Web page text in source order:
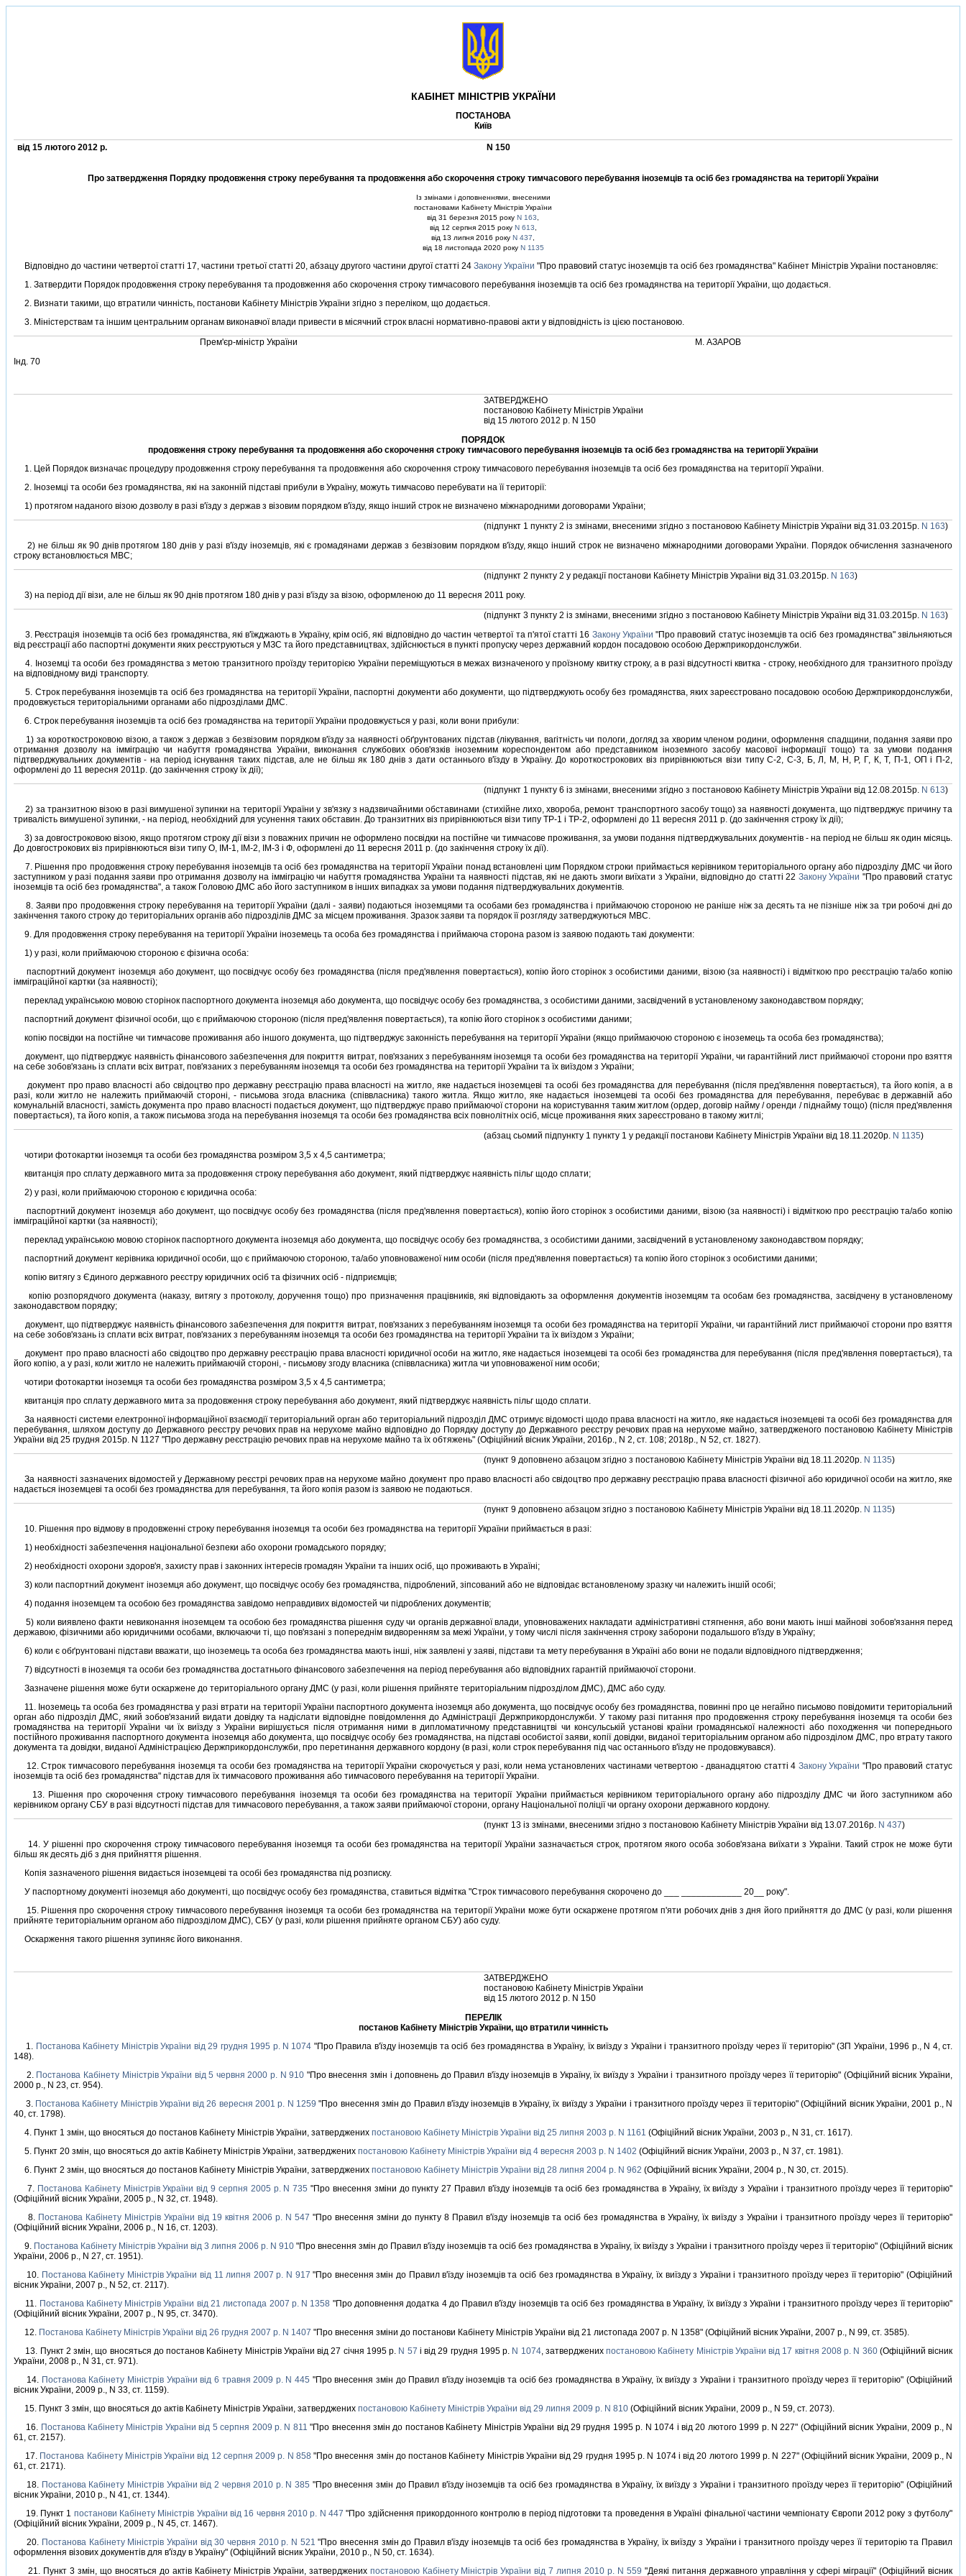
КАБIНЕТ МIНIСТРIВ УКРАЇНИ
ПОСТАНОВА
Київ
вiд 15 лютого 2012 р. N 150
Про затвердження Порядку продовження строку перебування та продовження або скорочення строку тимчасового перебування iноземцiв та осiб без громадянства на територiї України
Iз змiнами i доповненнями, внесеними
постановами Кабiнету Мiнiстрiв України
вiд 31 березня 2015 року N 163
вiд 12 серпня 2015 року N 613
вiд 13 липня 2016 року N 437
вiд 18 листопада 2020 року N 1135
Вiдповiдно до частини четвертої статтi 17, частини третьої статтi 20, абзацу другого частини другої статтi 24 Закону України "Про правовий статус iноземцiв та осiб без громадянства" Кабiнет Мiнiстрiв України постановляє:
1. Затвердити Порядок продовження строку перебування та продовження або скорочення строку тимчасового перебування iноземцiв та осiб без громадянства на територiї України, що додається.
2. Визнати такими, що втратили чиннiсть, постанови Кабiнету Мiнiстрiв України згiдно з перелiком, що додається.
3. Мiнiстерствам та iншим центральним органам виконавчої влади привести в мiсячний строк власнi нормативно-правовi акти у вiдповiднiсть iз цiєю постановою.
Прем'єр-мiнiстр України
М. АЗАРОВ
Iнд. 70
ЗАТВЕРДЖЕНО
постановою Кабiнету Мiнiстрiв України
вiд 15 лютого 2012 р. N 150
ПОРЯДОК
продовження строку перебування та продовження або скорочення строку тимчасового перебування iноземцiв та осiб без громадянства на територiї України
1. Цей Порядок визначає процедуру продовження строку перебування та продовження або скорочення строку тимчасового перебування iноземцiв та осiб без громадянства на територiї України.
2. Iноземцi та особи без громадянства, якi на законнiй пiдставi прибули в Україну, можуть тимчасово перебувати на її територiї:
1) протягом наданого вiзою дозволу в разi в'їзду з держав з вiзовим порядком в'їзду, якщо iнший строк не визначено мiжнародними договорами України;
(пiдпункт 1 пункту 2 iз змiнами, внесеними згiдно з постановою Кабiнету Мiнiстрiв України вiд 31.03.2015р. N 163)
2) не бiльш як 90 днiв протягом 180 днiв у разi в'їзду iноземцiв, якi є громадянами держав з безвiзовим порядком в'їзду, якщо iнший строк не визначено мiжнародними договорами України. Порядок обчислення зазначеного
строку встановлюється МВС;
(пiдпункт 2 пункту 2 у редакцiї постанови Кабiнету Мiнiстрiв України вiд 31.03.2015р. N 163)
3) на перiод дiї вiзи, але не бiльш як 90 днiв протягом 180 днiв у разi в'їзду за вiзою, оформленою до 11 вересня 2011 року.
(пiдпункт 3 пункту 2 iз змiнами, внесеними згiдно з постановою Кабiнету Мiнiстрiв України вiд 31.03.2015р. N 163)
3. Реєстрацiя iноземцiв та осiб без громадянства, якi в'їжджають в Україну, крiм осiб, якi вiдповiдно до частин четвертої та п'ятої статтi 16 Закону України "Про правовий статус iноземцiв та осiб без громадянства" звiльняються
вiд реєстрацiї або паспортнi документи яких реєструються у МЗС та його представництвах, здiйснюється в пунктi пропуску через державний кордон посадовою особою Держприкордонслужби.
4. Iноземцi та особи без громадянства з метою транзитного проїзду територiєю України перемiщуються в межах визначеного у проїзному квитку строку, а в разi вiдсутностi квитка - строку, необхiдного для транзитного проїзду
на вiдповiдному видi транспорту.
5. Строк перебування iноземцiв та осiб без громадянства на територiї України, паспортнi документи або документи, що пiдтверджують особу без громадянства, яких зареєстровано посадовою особою Держприкордонслужби,
продовжується територiальними органами або пiдроздiлами ДМС.
6. Строк перебування iноземцiв та осiб без громадянства на територiї України продовжується у разi, коли вони прибули:
1) за короткостроковою вiзою, а також з держав з безвiзовим порядком в'їзду за наявностi обґрунтованих пiдстав (лiкування, вагiтнiсть чи пологи, догляд за хворим членом родини, оформлення спадщини, подання заяви про
отримання дозволу на iммiграцiю чи набуття громадянства України, виконання службових обов'язкiв iноземним кореспондентом або представником iноземного засобу масової iнформацiї тощо) та за умови подання
пiдтверджувальних документiв - на перiод iснування таких пiдстав, але не бiльш як 180 днiв з дати останнього в'їзду в Україну. До короткострокових вiз прирiвнюються вiзи типу С-2, С-3, Б, Л, М, Н, Р, Г, К, Т, П-1, ОП i П-2,
оформленi до 11 вересня 2011р. (до закiнчення строку їх дiї);
(пiдпункт 1 пункту 6 iз змiнами, внесеними згiдно з постановою Кабiнету Мiнiстрiв України вiд 12.08.2015р. N 613)
2) за транзитною вiзою в разi вимушеної зупинки на територiї України у зв'язку з надзвичайними обставинами (стихiйне лихо, хвороба, ремонт транспортного засобу тощо) за наявностi документа, що пiдтверджує причину та
тривалiсть вимушеної зупинки, - на перiод, необхiдний для усунення таких обставин. До транзитних вiз прирiвнюються вiзи типу ТР-1 i ТР-2, оформленi до 11 вересня 2011 р. (до закiнчення строку їх дiї);
3) за довгостроковою вiзою, якщо протягом строку дiї вiзи з поважних причин не оформлено посвiдки на постiйне чи тимчасове проживання, за умови подання пiдтверджувальних документiв - на перiод не бiльш як один мiсяць.
До довгострокових вiз прирiвнюються вiзи типу О, IМ-1, IМ-2, IМ-3 i Ф, оформленi до 11 вересня 2011 р. (до закiнчення строку їх дiї).
7. Рiшення про продовження строку перебування iноземцiв та осiб без громадянства на територiї України понад встановленi цим Порядком строки приймається керiвником територiального органу або пiдроздiлу ДМС чи його
заступником у разi подання заяви про отримання дозволу на iммiграцiю чи набуття громадянства України та наявностi пiдстав, якi не дають змоги виїхати з України, вiдповiдно до статтi 22 Закону України "Про правовий статус
iноземцiв та осiб без громадянства", а також Головою ДМС або його заступником в iнших випадках за умови подання пiдтверджувальних документiв.
8. Заяви про продовження строку перебування на територiї України (далi - заяви) подаються iноземцями та особами без громадянства i приймаючою стороною не ранiше нiж за десять та не пiзнiше нiж за три робочi днi до
закiнчення такого строку до територiальних органiв або пiдроздiлiв ДМС за мiсцем проживання. Зразок заяви та порядок її розгляду затверджуються МВС.
9. Для продовження строку перебування на територiї України iноземець та особа без громадянства i приймаюча сторона разом iз заявою подають такi документи:
1) у разi, коли приймаючою стороною є фiзична особа:
паспортний документ iноземця або документ, що посвiдчує особу без громадянства (пiсля пред'явлення повертається), копiю його сторiнок з особистими даними, вiзою (за наявностi) i вiдмiткою про реєстрацiю та/або копiю
iммiграцiйної картки (за наявностi);
переклад українською мовою сторiнок паспортного документа iноземця або документа, що посвiдчує особу без громадянства, з особистими даними, засвiдчений в установленому законодавством порядку;
паспортний документ фiзичної особи, що є приймаючою стороною (пiсля пред'явлення повертається), та копiю його сторiнок з особистими даними;
копiю посвiдки на постiйне чи тимчасове проживання або iншого документа, що пiдтверджує законнiсть перебування на територiї України (якщо приймаючою стороною є iноземець та особа без громадянства);
документ, що пiдтверджує наявнiсть фiнансового забезпечення для покриття витрат, пов'язаних з перебуванням iноземця та особи без громадянства на територiї України, чи гарантiйний лист приймаючої сторони про взяття
на себе зобов'язань iз сплати всiх витрат, пов'язаних з перебуванням iноземця та особи без громадянства на територiї України та їх виїздом з України;
документ про право власностi або свiдоцтво про державну реєстрацiю права власностi на житло, яке надається iноземцевi та особi без громадянства для перебування (пiсля пред'явлення повертається), та його копiя, а в
разi, коли житло не належить приймаючiй сторонi, - письмова згода власника (спiввласника) такого житла. Якщо житло, яке надається iноземцевi та особi без громадянства для перебування, перебуває в державнiй або
комунальнiй власностi, замiсть документа про право власностi подається документ, що пiдтверджує право приймаючої сторони на користування таким житлом (ордер, договiр найму / оренди / пiднайму тощо) (пiсля пред'явлення
повертається), та його копiя, а також письмова згода на перебування iноземця та особи без громадянства всiх повнолiтнiх осiб, мiсце проживання яких зареєстровано в такому житлi;
(абзац сьомий пiдпункту 1 пункту 1 у редакцiї постанови Кабiнету Мiнiстрiв України вiд 18.11.2020р. N 1135)
чотири фотокартки iноземця та особи без громадянства розмiром 3,5 х 4,5 сантиметра;
квитанцiя про сплату державного мита за продовження строку перебування або документ, який пiдтверджує наявнiсть пiльг щодо сплати;
2) у разi, коли приймаючою стороною є юридична особа:
паспортний документ iноземця або документ, що посвiдчує особу без громадянства (пiсля пред'явлення повертається), копiю його сторiнок з особистими даними, вiзою (за наявностi) i вiдмiткою про реєстрацiю та/або копiю
iммiграцiйної картки (за наявностi);
переклад українською мовою сторiнок паспортного документа iноземця або документа, що посвiдчує особу без громадянства, з особистими даними, засвiдчений в установленому законодавством порядку;
паспортний документ керiвника юридичної особи, що є приймаючою стороною, та/або уповноваженої ним особи (пiсля пред'явлення повертається) та копiю його сторiнок з особистими даними;
копiю витягу з Єдиного державного реєстру юридичних осiб та фiзичних осiб - пiдприємцiв;
копiю розпорядчого документа (наказу, витягу з протоколу, доручення тощо) про призначення працiвникiв, якi вiдповiдають за оформлення документiв iноземцям та особам без громадянства, засвiдчену в установленому
законодавством порядку;
документ, що пiдтверджує наявнiсть фiнансового забезпечення для покриття витрат, пов'язаних з перебуванням iноземця та особи без громадянства на територiї України, чи гарантiйний лист приймаючої сторони про взяття
на себе зобов'язань iз сплати всiх витрат, пов'язаних з перебуванням iноземця та особи без громадянства на територiї України та їх виїздом з України;
документ про право власностi або свiдоцтво про державну реєстрацiю права власностi юридичної особи на житло, яке надається iноземцевi та особi без громадянства для перебування (пiсля пред'явлення повертається), та
його копiю, а у разi, коли житло не належить приймаючiй сторонi, - письмову згоду власника (спiввласника) житла чи уповноваженої ним особи;
чотири фотокартки iноземця та особи без громадянства розмiром 3,5 х 4,5 сантиметра;
квитанцiя про сплату державного мита за продовження строку перебування або документ, який пiдтверджує наявнiсть пiльг щодо сплати.
За наявностi системи електронної iнформацiйної взаємодiї територiальний орган або територiальний пiдроздiл ДМС отримує вiдомостi щодо права власностi на житло, яке надається iноземцевi та особi без громадянства для
перебування, шляхом доступу до Державного реєстру речових прав на нерухоме майно вiдповiдно до Порядку доступу до Державного реєстру речових прав на нерухоме майно, затвердженого постановою Кабiнету Мiнiстрiв
України вiд 25 грудня 2015р. N 1127 "Про державну реєстрацiю речових прав на нерухоме майно та їх обтяжень" (Офiцiйний вiсник України, 2016р., N 2, ст. 108; 2018р., N 52, ст. 1827).
(пункт 9 доповнено абзацом згiдно з постановою Кабiнету Мiнiстрiв України вiд 18.11.2020р. N 1135)
За наявностi зазначених вiдомостей у Державному реєстрi речових прав на нерухоме майно документ про право власностi або свiдоцтво про державну реєстрацiю права власностi фiзичної або юридичної особи на житло, яке
надається iноземцевi та особi без громадянства для перебування, та його копiя разом iз заявою не подаються.
(пункт 9 доповнено абзацом згiдно з постановою Кабiнету Мiнiстрiв України вiд 18.11.2020р. N 1135)
10. Рiшення про вiдмову в продовженнi строку перебування iноземця та особи без громадянства на територiї України приймається в разi:
1) необхiдностi забезпечення нацiональної безпеки або охорони громадського порядку;
2) необхiдностi охорони здоров'я, захисту прав i законних iнтересiв громадян України та iнших осiб, що проживають в Українi;
3) коли паспортний документ iноземця або документ, що посвiдчує особу без громадянства, пiдроблений, зiпсований або не вiдповiдає встановленому зразку чи належить iншiй особi;
4) подання iноземцем та особою без громадянства завiдомо неправдивих вiдомостей чи пiдроблених документiв;
5) коли виявлено факти невиконання iноземцем та особою без громадянства рiшення суду чи органiв державної влади, уповноважених накладати адмiнiстративнi стягнення, або вони мають iншi майновi зобов'язання перед
державою, фiзичними або юридичними особами, включаючи тi, що пов'язанi з попереднiм видворенням за межi України, у тому числi пiсля закiнчення строку заборони подальшого в'їзду в Україну;
6) коли є обґрунтованi пiдстави вважати, що iноземець та особа без громадянства мають iншi, нiж заявленi у заявi, пiдстави та мету перебування в Українi або вони не подали вiдповiдного пiдтвердження;
7) вiдсутностi в iноземця та особи без громадянства достатнього фiнансового забезпечення на перiод перебування або вiдповiдних гарантiй приймаючої сторони.
Зазначене рiшення може бути оскаржене до територiального органу ДМС (у разi, коли рiшення прийняте територiальним пiдроздiлом ДМС), ДМС або суду.
11. Iноземець та особа без громадянства у разi втрати на територiї України паспортного документа iноземця або документа, що посвiдчує особу без громадянства, повиннi про це негайно письмово повiдомити територiальний
орган або пiдроздiл ДМС, який зобов'язаний видати довiдку та надiслати вiдповiдне повiдомлення до Адмiнiстрацiї Держприкордонслужби. У такому разi питання про продовження строку перебування iноземця та особи без
громадянства на територiї України чи їх виїзду з України вирiшується пiсля отримання ними в дипломатичному представництвi чи консульськiй установi країни громадянської належностi або походження чи попереднього
постiйного проживання паспортного документа iноземця або документа, що посвiдчує особу без громадянства, на пiдставi особистої заяви, копiї довiдки, виданої територiальним органом або пiдроздiлом ДМС, про втрату такого
документа та довiдки, виданої Адмiнiстрацiєю Держприкордонслужби, про перетинання державного кордону (в разi, коли строк перебування пiд час останнього в'їзду не продовжувався).
12. Строк тимчасового перебування iноземця та особи без громадянства на територiї України скорочується у разi, коли нема установлених частинами четвертою - дванадцятою статтi 4 Закону України "Про правовий статус
iноземцiв та осiб без громадянства" пiдстав для їх тимчасового проживання або тимчасового перебування на територiї України.
13. Рiшення про скорочення строку тимчасового перебування iноземця та особи без громадянства на територiї України приймається керiвником територiального органу або пiдроздiлу ДМС чи його заступником або
керiвником органу СБУ в разi вiдсутностi пiдстав для тимчасового перебування, а також заяви приймаючої сторони, органу Нацiональної полiцiї чи органу охорони державного кордону.
(пункт 13 iз змiнами, внесеними згiдно з постановою Кабiнету Мiнiстрiв України вiд 13.07.2016р. N 437)
14. У рiшеннi про скорочення строку тимчасового перебування iноземця та особи без громадянства на територiї України зазначається строк, протягом якого особа зобов'язана виїхати з України. Такий строк не може бути
бiльш як десять дiб з дня прийняття рiшення.
Копiя зазначеного рiшення видається iноземцевi та особi без громадянства пiд розписку.
У паспортному документi iноземця або документi, що посвiдчує особу без громадянства, ставиться вiдмiтка "Строк тимчасового перебування скорочено до ___ ____________ 20__ року".
15. Рiшення про скорочення строку тимчасового перебування iноземця та особи без громадянства на територiї України може бути оскаржене протягом п'яти робочих днiв з дня його прийняття до ДМС (у разi, коли рiшення
прийняте територiальним органом або пiдроздiлом ДМС), СБУ (у разi, коли рiшення прийняте органом СБУ) або суду.
Оскарження такого рiшення зупиняє його виконання.
ЗАТВЕРДЖЕНО
постановою Кабiнету Мiнiстрiв України
вiд 15 лютого 2012 р. N 150
ПЕРЕЛIК
постанов Кабiнету Мiнiстрiв України, що втратили чиннiсть
1. Постанова Кабiнету Мiнiстрiв України вiд 29 грудня 1995 р. N 1074 "Про Правила в'їзду iноземцiв та осiб без громадянства в Україну, їх виїзду з України i транзитного проїзду через її територiю" (ЗП України, 1996 р., N 4, ст.
148).
2. Постанова Кабiнету Мiнiстрiв України вiд 5 червня 2000 р. N 910 "Про внесення змiн i доповнень до Правил в'їзду iноземцiв в Україну, їх виїзду з України i транзитного проїзду через її територiю" (Офiцiйний вiсник України,
2000 р., N 23, ст. 954).
3. Постанова Кабiнету Мiнiстрiв України вiд 26 вересня 2001 р. N 1259 "Про внесення змiн до Правил в'їзду iноземцiв в Україну, їх виїзду з України i транзитного проїзду через її територiю" (Офiцiйний вiсник України, 2001 р., N
40, ст. 1798).
4. Пункт 1 змiн, що вносяться до постанов Кабiнету Мiнiстрiв України, затверджених постановою Кабiнету Мiнiстрiв України вiд 25 липня 2003 р. N 1161 (Офiцiйний вiсник України, 2003 р., N 31, ст. 1617).
5. Пункт 20 змiн, що вносяться до актiв Кабiнету Мiнiстрiв України, затверджених постановою Кабiнету Мiнiстрiв України вiд 4 вересня 2003 р. N 1402 (Офiцiйний вiсник України, 2003 р., N 37, ст. 1981).
6. Пункт 2 змiн, що вносяться до постанов Кабiнету Мiнiстрiв України, затверджених постановою Кабiнету Мiнiстрiв України вiд 28 липня 2004 р. N 962 (Офiцiйний вiсник України, 2004 р., N 30, ст. 2015).
7. Постанова Кабiнету Мiнiстрiв України вiд 9 серпня 2005 р. N 735 "Про внесення змiни до пункту 27 Правил в'їзду iноземцiв та осiб без громадянства в Україну, їх виїзду з України i транзитного проїзду через її територiю"
(Офiцiйний вiсник України, 2005 р., N 32, ст. 1948).
8. Постанова Кабiнету Мiнiстрiв України вiд 19 квiтня 2006 р. N 547 "Про внесення змiни до пункту 8 Правил в'їзду iноземцiв та осiб без громадянства в Україну, їх виїзду з України i транзитного проїзду через її територiю"
(Офiцiйний вiсник України, 2006 р., N 16, ст. 1203).
9. Постанова Кабiнету Мiнiстрiв України вiд 3 липня 2006 р. N 910 "Про внесення змiн до Правил в'їзду iноземцiв та осiб без громадянства в Україну, їх виїзду з України i транзитного проїзду через її територiю" (Офiцiйний вiсник
України, 2006 р., N 27, ст. 1951).
10. Постанова Кабiнету Мiнiстрiв України вiд 11 липня 2007 р. N 917 "Про внесення змiн до Правил в'їзду iноземцiв та осiб без громадянства в Україну, їх виїзду з України i транзитного проїзду через її територiю" (Офiцiйний
вiсник України, 2007 р., N 52, ст. 2117).
11. Постанова Кабiнету Мiнiстрiв України вiд 21 листопада 2007 р. N 1358 "Про доповнення додатка 4 до Правил в'їзду iноземцiв та осiб без громадянства в Україну, їх виїзду з України i транзитного проїзду через її територiю"
(Офiцiйний вiсник України, 2007 р., N 95, ст. 3470).
12. Постанова Кабiнету Мiнiстрiв України вiд 26 грудня 2007 р. N 1407 "Про внесення змiни до постанови Кабiнету Мiнiстрiв України вiд 21 листопада 2007 р. N 1358" (Офiцiйний вiсник України, 2007 р., N 99, ст. 3585).
13. Пункт 2 змiн, що вносяться до постанов Кабiнету Мiнiстрiв України вiд 27 сiчня 1995 р. N 57 i вiд 29 грудня 1995 р. N 1074, затверджених постановою Кабiнету Мiнiстрiв України вiд 17 квiтня 2008 р. N 360(Офiцiйний вiсник
України, 2008 р., N 31, ст. 971).
14. Постанова Кабiнету Мiнiстрiв України вiд 6 травня 2009 р. N 445 "Про внесення змiн до Правил в'їзду iноземцiв та осiб без громадянства в Україну, їх виїзду з України i транзитного проїзду через її територiю" (Офiцiйний
вiсник України, 2009 р., N 33, ст. 1159).
15. Пункт 3 змiн, що вносяться до актiв Кабiнету Мiнiстрiв України, затверджених постановою Кабiнету Мiнiстрiв України вiд 29 липня 2009 р. N 810 (Офiцiйний вiсник України, 2009 р., N 59, ст. 2073).
16. Постанова Кабiнету Мiнiстрiв України вiд 5 серпня 2009 р. N 811 "Про внесення змiн до постанов Кабiнету Мiнiстрiв України вiд 29 грудня 1995 р. N 1074 i вiд 20 лютого 1999 р. N 227" (Офiцiйний вiсник України, 2009 р., N
61, ст. 2157).
17. Постанова Кабiнету Мiнiстрiв України вiд 12 серпня 2009 р. N 858 "Про внесення змiн до постанов Кабiнету Мiнiстрiв України вiд 29 грудня 1995 р. N 1074 i вiд 20 лютого 1999 р. N 227" (Офiцiйний вiсник України, 2009 р., N
61, ст. 2171).
18. Постанова Кабiнету Мiнiстрiв України вiд 2 червня 2010 р. N 385 "Про внесення змiн до Правил в'їзду iноземцiв та осiб без громадянства в Україну, їх виїзду з України i транзитного проїзду через її територiю" (Офiцiйний
вiсник України, 2010 р., N 41, ст. 1344).
19. Пункт 1 постанови Кабiнету Мiнiстрiв України вiд 16 червня 2010 р. N 447 "Про здiйснення прикордонного контролю в перiод пiдготовки та проведення в Українi фiнальної частини чемпiонату Європи 2012 року з футболу"
(Офiцiйний вiсник України, 2009 р., N 45, ст. 1467).
20. Постанова Кабiнету Мiнiстрiв України вiд 30 червня 2010 р. N 521 "Про внесення змiн до Правил в'їзду iноземцiв та осiб без громадянства в Україну, їх виїзду з України i транзитного проїзду через її територiю та Правил
оформлення вiзових документiв для в'їзду в Україну" (Офiцiйний вiсник України, 2010 р., N 50, ст. 1634).
21. Пункт 3 змiн, що вносяться до актiв Кабiнету Мiнiстрiв України, затверджених постановою Кабiнету Мiнiстрiв України вiд 7 липня 2010 р. N 559 "Деякi питання державного управлiння у сферi мiграцiї" (Офiцiйний вiсник